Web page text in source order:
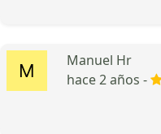
Manuel Hr
hace 2 años -